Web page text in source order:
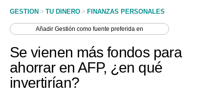
Perú
Política
GESTION > TU DINERO > FINANZAS PERSONALES
AñadirGestión como fuente preferida en
Se vienen más fondos para
ahorrar en AFP, ¿en qué
invertirían?